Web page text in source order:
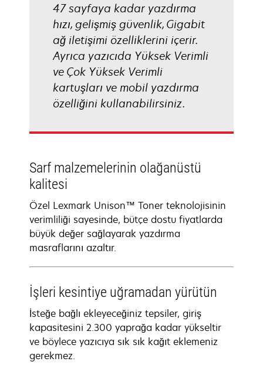
47 sayfaya kadar yazdırma
hızı, gelişmiş güvenlik, Gigabit
ağ iletişimi özelliklerini içerir.
Ayrıca yazıcıda Yüksek Verimli
ve Çok Yüksek Verimli
kartuşları ve mobil yazdırma
özelliğini kullanabilirsiniz.
Sarf malzemelerinin olağanüstü
kalitesi
Özel Lexmark Unison™ Toner teknolojisinin
verimliliği sayesinde, bütçe dostu fiyatlarda
büyük değer sağlayarak yazdırma
masraflarını azaltır.
İşleri kesintiye uğramadan yürütün
İsteğe bağlı ekleyeceğiniz tepsiler, giriş
kapasitesini 2.300 yaprağa kadar yükseltir
ve böylece yazıcıya sık sık kağıt eklemeniz
gerekmez.